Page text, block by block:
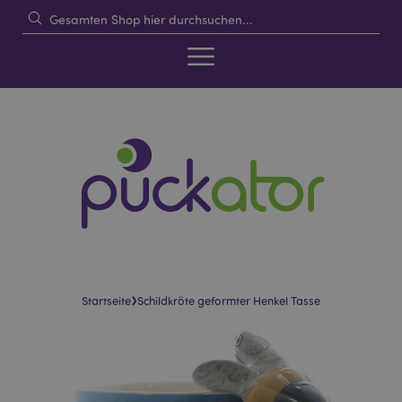
Startseite›Schildkröte geformter Henkel Tasse